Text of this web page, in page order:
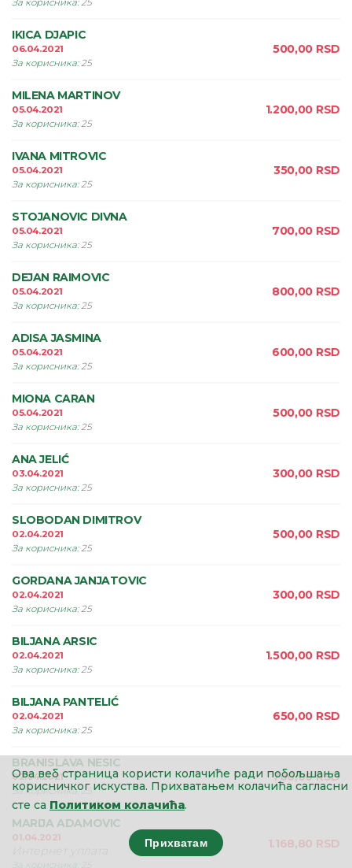
За корисника:25
IKICA DJAPIC
06.04.2021
За корисника:25
500,00 RSD
MILENA MARTINOV
05.04.2021
За корисника:25
1.200,00 RSD
IVANA MITROVIC
05.04.2021
За корисника:25
350,00 RSD
STOJANOVIC DIVNA
05.04.2021
За корисника:25
700,00 RSD
DEJAN RAIMOVIC
05.04.2021
За корисника:25
800,00 RSD
ADISA JASMINA
05.04.2021
За корисника:25
600,00 RSD
MIONA CARAN
05.04.2021
За корисника:25
500,00 RSD
ANA JELIĆ
03.04.2021
За корисника:25
300,00 RSD
SLOBODAN DIMITROV
02.04.2021
За корисника:25
500,00 RSD
GORDANA JANJATOVIC
02.04.2021
За корисника:25
300,00 RSD
BILJANA ARSIC
02.04.2021
За корисника:25
1.500,00 RSD
BILJANA PANTELIĆ
02.04.2021
За корисника:25
650,00 RSD
BRANISLAVA NESIC
02.04.2021
За корисника:25
700,00 RSD
MARIJA ADAMOVIC
01.04.2021
За корисника
1.168,80 RSD
Ова веб страница користи колачиће ради побољшања
корисничког искуства. Прихватањем колачића сагласни
сте са Политиком колачића.
Прихватам